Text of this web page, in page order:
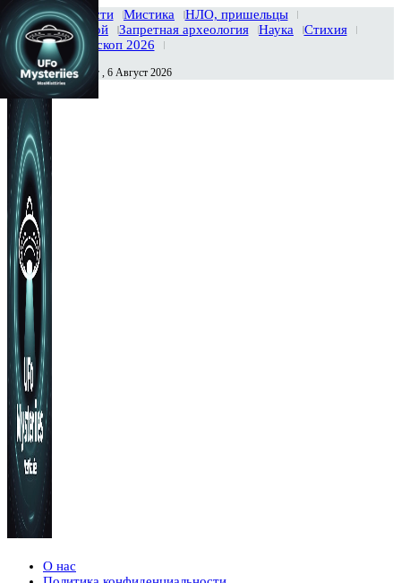
Главная Новости Мистика
НЛО, пришельцы
Тайны вселенной
Запретная археология Наука
Стихия
История
Гороскоп 2026
Сегодня Четверг , 6 Август 2026
О нас